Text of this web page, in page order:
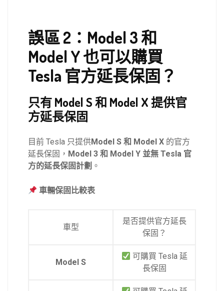
誤區 2：Model 3 和
Model Y 也可以購買
Tesla 官方延長保固？
只有 Model S 和 Model X 提供官
方延長保固
目前 Tesla 只提供Model S 和 Model X 的官方
延長保固， Model 3 和 Model Y 並無 Tesla 官
方的延長保固計劃 。
車輛保固比較表
車型
是否提供官方延長
保固？
Model S
可購買 Tesla 延
長保固